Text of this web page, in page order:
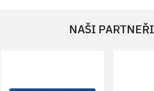
NAŠI PARTNEŘI